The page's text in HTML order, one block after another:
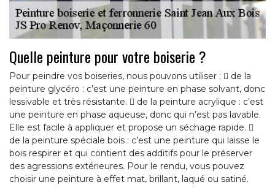
Quelle peinture pour votre boiserie ?
Pour peindre vos boiseries, nous pouvons utiliser :  de la
peinture glycéro : c’est une peinture en phase solvant, donc
lessivable et très résistante.  de la peinture acrylique : c’est
une peinture en phase aqueuse, donc qui n’est pas lavable.
Elle est facile à appliquer et propose un séchage rapide. 
de la peinture spéciale bois : c’est une peinture qui laisse le
bois respirer et qui contient des additifs pour le préserver
des agressions extérieures. Pour le rendu, vous pouvez
choisir une peinture à effet mat, brillant, laqué ou satiné.